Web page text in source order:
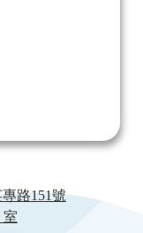
路151號
室